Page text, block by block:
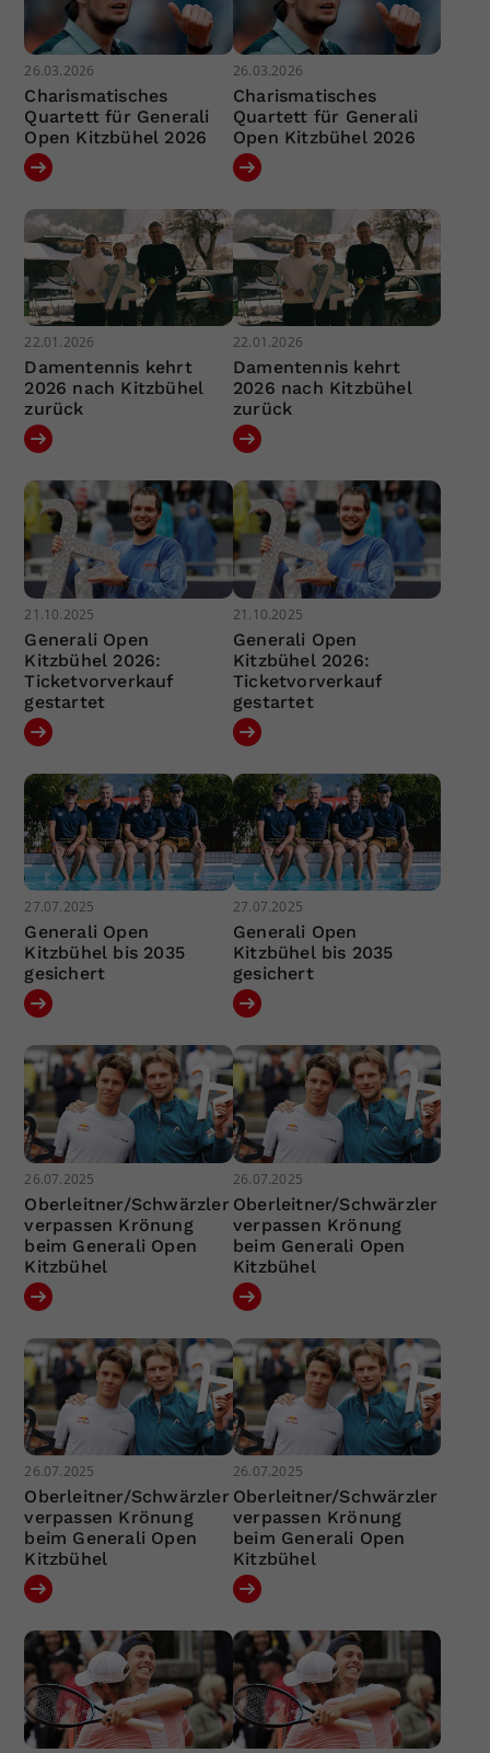
26.03.2026
Charismatisches
Quartett für Generali
Open Kitzbühel 2026
26.03.2026
Charismatisches
Quartett für Generali
Open Kitzbühel 2026
22.01.2026
Damentennis kehrt
2026 nach Kitzbühel
zurück
22.01.2026
Damentennis kehrt
2026 nach Kitzbühel
zurück
21.10.2025
Generali Open
Kitzbühel 2026:
Ticketvorverkauf
gestartet
21.10.2025
Generali Open
Kitzbühel 2026:
Ticketvorverkauf
gestartet
27.07.2025
Generali Open
Kitzbühel bis 2035
gesichert
27.07.2025
Generali Open
Kitzbühel bis 2035
gesichert
26.07.2025
Oberleitner/Schwärzler
verpassen Krönung
beim Generali Open
Kitzbühel
26.07.2025
Oberleitner/Schwärzler
verpassen Krönung
beim Generali Open
Kitzbühel
26.07.2025
Oberleitner/Schwärzler
verpassen Krönung
beim Generali Open
Kitzbühel
26.07.2025
Oberleitner/Schwärzler
verpassen Krönung
beim Generali Open
Kitzbühel